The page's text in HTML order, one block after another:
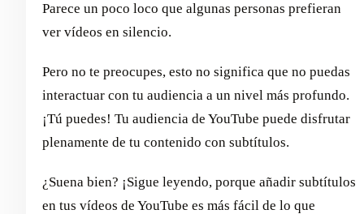
Parece un poco loco que algunas personas prefieran
ver vídeos en silencio.
Pero no te preocupes, esto no significa que no puedas
interactuar con tu audiencia a un nivel más profundo.
¡Tú puedes! Tu audiencia de YouTube puede disfrutar
plenamente de tu contenido con subtítulos.
¿Suena bien? ¡Sigue leyendo, porque añadir subtítulos
en tus vídeos de YouTube es más fácil de lo que